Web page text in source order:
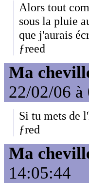
Alors tout
sous la pluie
que j'aurais
ƒreed
Ma
22/02/06 à
Si tu mets de
ƒred
Ma
14:05:44